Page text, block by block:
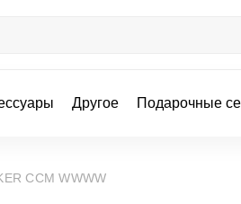
Другое Подарочные
CCM WWWW